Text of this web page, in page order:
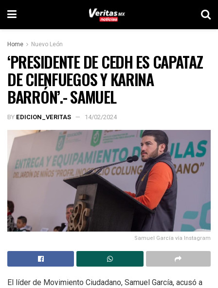
Home Nuevo León
‘PRESIDENTE DE CEDH ES CAPATAZ
DE CIENFUEGOS Y KARINA
BARRÓN’.- SAMUEL
BY EDICION_VERITAS 14/02/2024
Samuel García vía Instagram
El líder de Movimiento Ciudadano, Samuel García, acusó a